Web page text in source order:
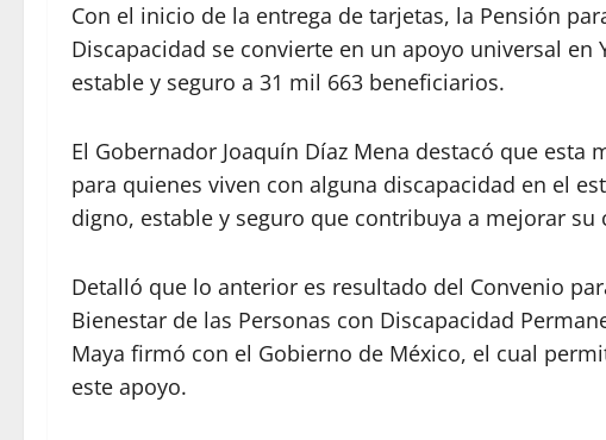
Con el inicio de la entrega de tarjetas, la Pensión
Discapacidad se convierte en un apoyo universal
estable y seguro a 31 mil 663 beneficiarios.
El Gobernador Joaquín Díaz Mena destacó que
para quienes viven con alguna discapacidad en el
digno, estable y seguro que contribuya a mejorar su
Detalló que lo anterior es resultado del Convenio
Bienestar de las Personas con Discapacidad
Maya firmó con el Gobierno de México, el cual
este apoyo.